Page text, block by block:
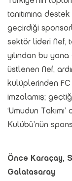
tanıtımına
geçirdiği
sektör lideri Nef,
yılından bu
üstlenen Nef,
kulüplerinden
imzalamış;
‘Umudun
Kulübü’nün
Önce Karaçay,
Galatasaray